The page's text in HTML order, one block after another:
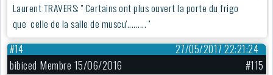
Laurent TRAVERS: '' Certains ont plus ouvert la porte du frigo
que celle de la salle de muscu'......... ''
27/05/2017 22:21:24
#14
bibiced Membre 15/06/2016
#115